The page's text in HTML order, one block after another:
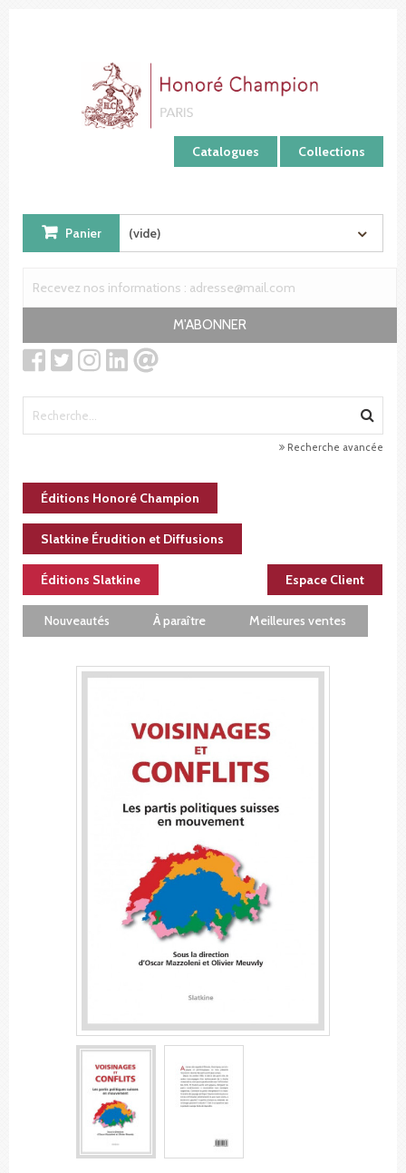
Catalogues Collections
Panier (vide)
M'ABONNER
Recherche avancée
Éditions Honoré Champion
Slatkine Érudition et Diffusions
Éditions Slatkine Espace Client
Nouveautés À paraître Meilleures ventes